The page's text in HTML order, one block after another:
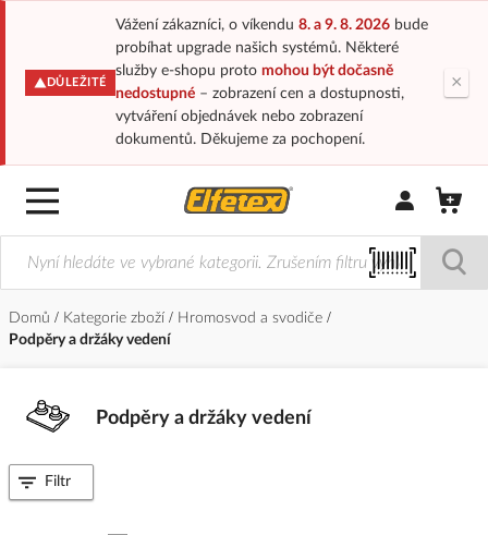
DŮLEŽITÉ
Vážení zákazníci, o víkendu 8. a 9. 8. 2026bude
probíhat upgrade našich systémů. Některé
služby e-shopu proto mohou být dočasně
nedostupné– zobrazení cen a dostupnosti,
vytváření objednávek nebo zobrazení
dokumentů. Děkujeme za pochopení.
×
Přihlásit/
Domů Kategorie zboží
Hromosvod a svodiče
Podpěry a držáky vedení
Podpěry a držáky vedení
Filtr